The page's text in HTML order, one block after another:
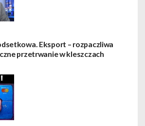
Eksport – rozpaczliwa
przetrwanie w kleszczach